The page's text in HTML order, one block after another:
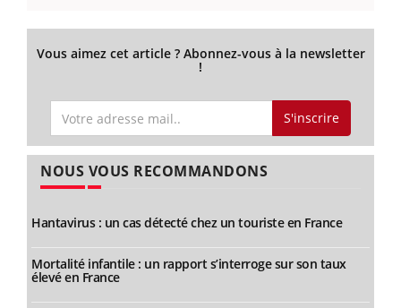
Vous aimez cet article ? Abonnez-vous à la newsletter
!
S'inscrire
NOUS VOUS RECOMMANDONS
Hantavirus : un cas détecté chez un touriste en France
Mortalité infantile : un rapport s’interroge sur son taux
élevé en France